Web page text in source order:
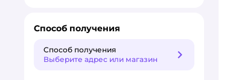
Способ получения
Способ получения
Выберите адрес или магазин
Способ получения